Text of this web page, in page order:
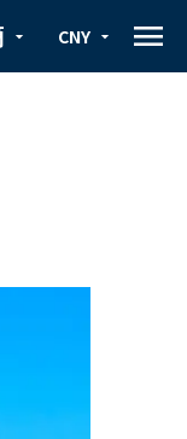
arrow_drop_down arrow_drop_down
CNY menu